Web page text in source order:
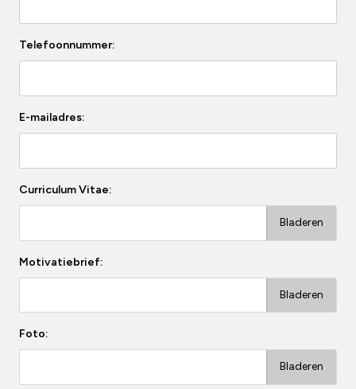
Telefoonnummer:
E-mailadres:
Curriculum Vitae:
Motivatiebrief:
Foto: